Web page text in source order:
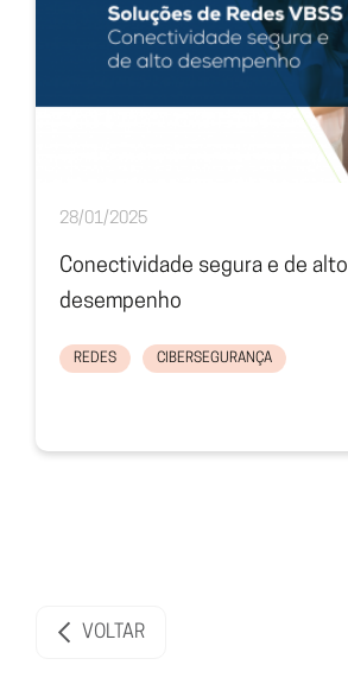
28/01/2025
Conectividade segura e de alto
desempenho
REDES CIBERSEGURANÇA
VOLTAR